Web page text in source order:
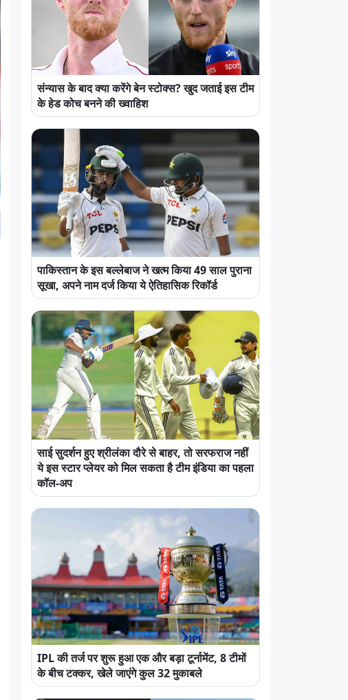
संन्यास के बाद क्या करेंगे बेन स्टोक्स? खुद जताई इस टीम
के हेड कोच बनने की ख्वाहिश
पाकिस्तान के इस बल्लेबाज ने खत्म किया 49 साल पुराना
सूखा, अपने नाम दर्ज किया ये ऐतिहासिक रिकॉर्ड
साई सुदर्शन हुए श्रीलंका दौरे से बाहर, तो सरफराज नहीं
ये इस स्टार प्लेयर को मिल सकता है टीम इंडिया का पहला
कॉल-अप
IPL की तर्ज पर शुरू हुआ एक और बड़ा टूर्नामेंट, 8 टीमों
के बीच टक्कर, खेले जाएंगे कुल 32 मुकाबले